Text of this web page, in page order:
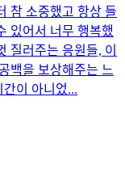
참 소중했고 항상 들
있어서 너무 행복했
질러주는 응원들, 이
백을 보상해주는 느
이 아니었...